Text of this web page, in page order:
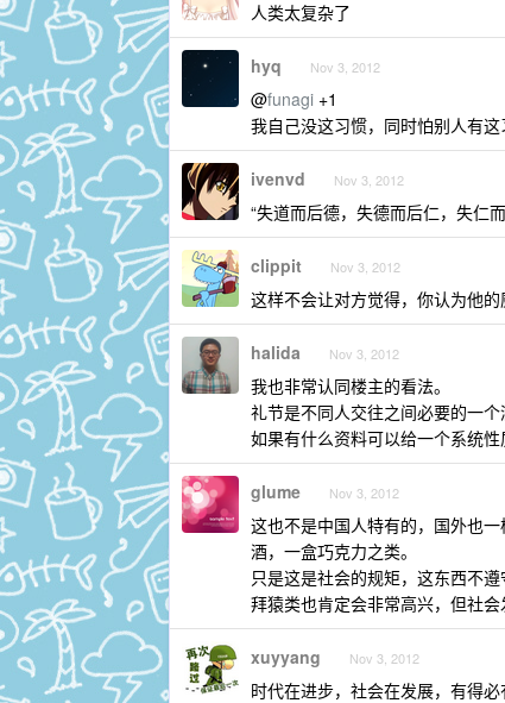
人类太复杂了
hyq Nov 3, 2012
@funagi +1
我自己没这习惯，同时怕别人有这
ivenvd Nov 3, 2012
“失道而后德，失德而后仁，失仁
clippit Nov 3, 2012
这样不会让对方觉得，你认为他的
halida Nov 3, 2012
我也非常认同楼主的看法。
礼节是不同人交往之间必要的一个
如果有什么资料可以给一个系统性
glume Nov 3, 2012
这也不是中国人特有的，国外也
酒，一盒巧克力之类。
只是这是社会的规矩，这东西不
拜猿类也肯定会非常高兴，但社会
xuyyang Nov 3, 2012
时代在进步，社会在发展，有得